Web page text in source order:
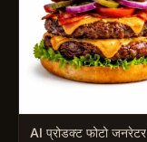
AI प्रोडक्ट फोटो जनरेटर